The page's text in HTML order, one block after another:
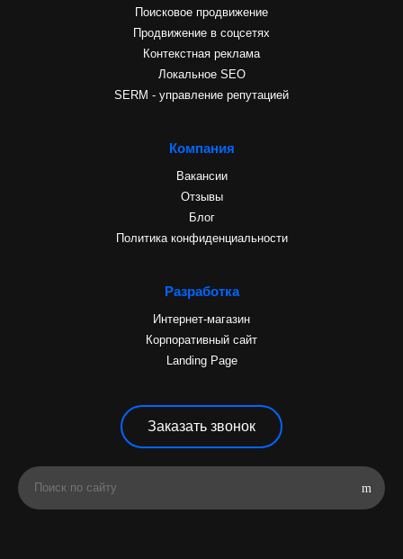
Поисковое продвижение
Продвижение в соцсетях
Контекстная реклама
Локальное SEO
SERM - управление репутацией
Компания
Вакансии
Отзывы
Блог
Политика конфиденциальности
Разработка
Интернет-магазин
Корпоративный сайт
Landing Page
Заказать звонок